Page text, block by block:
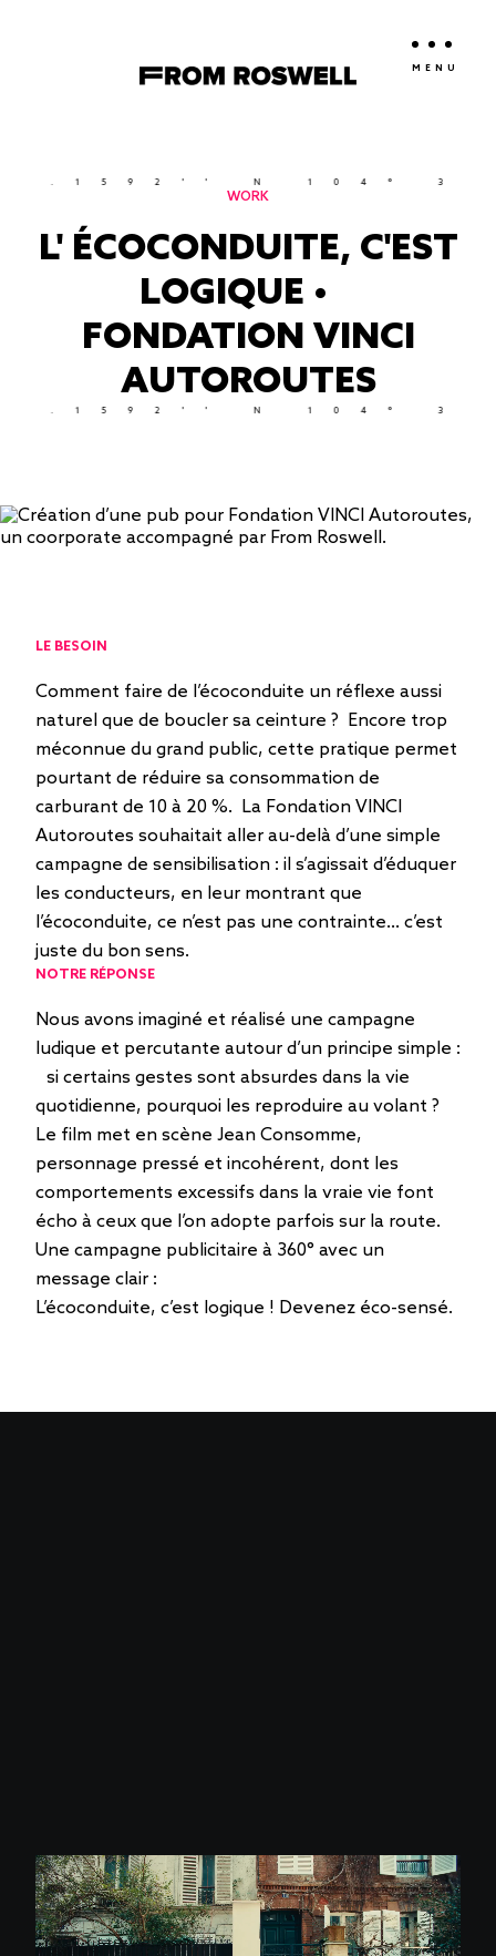
MENU
N 104° 32'
WORK
L' ÉCOCONDUITE, C'EST
LOGIQUE •
FONDATION VINCI
AUTOROUTES
N 104° 32'
LE BESOIN
Comment faire de l’écoconduite un réflexe aussi
naturel que de boucler sa ceinture ? Encore trop
méconnue du grand public, cette pratique permet
pourtant de réduire sa consommation de
carburant de 10 à 20 %. La Fondation VINCI
Autoroutes souhaitait aller au-delà d’une simple
campagne de sensibilisation : il s’agissait d’éduquer
les conducteurs, en leur montrant que
l’écoconduite, ce n’est pas une contrainte… c’est
juste du bon sens.
NOTRE RÉPONSE
Nous avons imaginé et réalisé une campagne
ludique et percutante autour d’un principe simple :
si certains gestes sont absurdes dans la vie
quotidienne, pourquoi les reproduire au volant ?
Le film met en scène Jean Consomme,
personnage pressé et incohérent, dont les
comportements excessifs dans la vraie vie font
écho à ceux que l’on adopte parfois sur la route.
Une campagne publicitaire à 360° avec un
message clair :
L’écoconduite, c’est logique ! Devenez éco-sensé.